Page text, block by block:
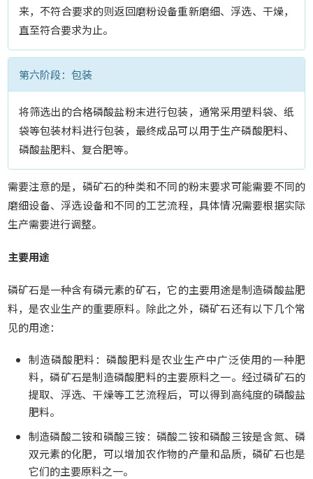
来，不符合要求的则返回磨粉设备重新磨细、浮选、干燥，
直至符合要求为止。
第六阶段：包装
将筛选出的合格磷酸盐粉末进行包装，通常采用塑料袋、纸
袋等包装材料进行包装，最终成品可以用于生产磷酸肥料、
磷酸盐肥料、复合肥等。
需要注意的是，磷矿石的种类和不同的粉末要求可能需要不同的
磨细设备、浮选设备和不同的工艺流程，具体情况需要根据实际
生产需要进行调整。
主要用途
磷矿石是一种含有磷元素的矿石，它的主要用途是制造磷酸盐肥
料，是农业生产的重要原料。除此之外，磷矿石还有以下几个常
见的用途：
制造磷酸肥料：磷酸肥料是农业生产中广泛使用的一种肥
料，磷矿石是制造磷酸肥料的主要原料之一。经过磷矿石的
提取、浮选、干燥等工艺流程后，可以得到高纯度的磷酸盐
肥料。
制造磷酸二铵和磷酸三铵：磷酸二铵和磷酸三铵是含氮、磷
双元素的化肥，可以增加农作物的产量和品质，磷矿石也是
它们的主要原料之一。